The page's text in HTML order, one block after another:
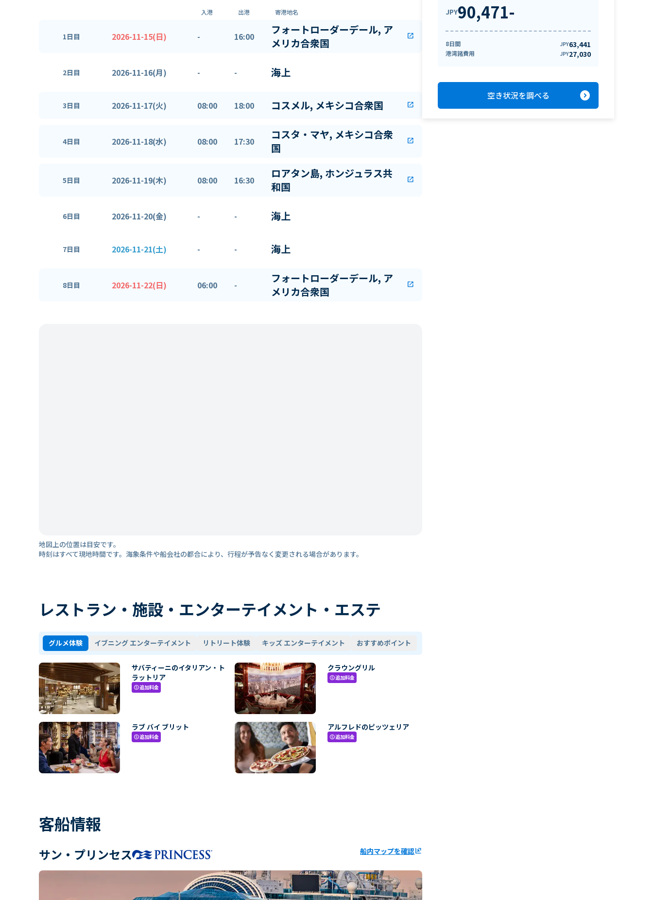
入港 出港 寄港地名
1日目 2026-11-15(日) - 16:00
フォートローダーデール, ア
メリカ合衆国
open_in_new
2日目 2026-11-16(月) - - 海上
3日目 2026-11-17(火) 08:00 18:00 コスメル, メキシコ合衆国 open_in_new
4日目 2026-11-18(水) 08:00 17:30
コスタ・マヤ, メキシコ合衆
国
open_in_new
5日目 2026-11-19(木) 08:00 16:30
ロアタン島, ホンジュラス共
和国
open_in_new
6日目 2026-11-20(金) - - 海上
7日目 2026-11-21(土) - - 海上
8日目 2026-11-22(日) 06:00 -
フォートローダーデール, ア
メリカ合衆国
open_in_new
地図上の位置は目安です。
時刻はすべて現地時間です。海象条件や船会社の都合により、行程が予告なく変更される場合があります。
レストラン・施設・エンターテイメント・エステ
グルメ体験 イブニング エンターテイメント リトリート体験 キッズ エンターテイメント おすすめポイント
サバティーニのイタリアン・ト
ラットリア
paid追加料金
クラウングリル
paid追加料金
ラブ バイ ブリット
paid追加料金
アルフレドのピッツェリア
paid追加料金
客船情報
サン・プリンセス 船内マップを確認ungroup
JPY90,471-
8日間 JPY63,441
港湾諸費用 JPY27,030
空き状況を調べる expand_circle_right